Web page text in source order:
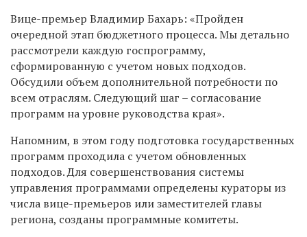
Вице-премьер Владимир Бахарь: «Пройден
очередной этап бюджетного процесса. Мы детально
рассмотрели каждую госпрограмму,
сформированную с учетом новых подходов.
Обсудили объем дополнительной потребности по
всем отраслям. Следующий шаг – согласование
программ на уровне руководства края».
Напомним, в этом году подготовка государственных
программ проходила с учетом обновленных
подходов. Для совершенствования системы
управления программами определены кураторы из
числа вице-премьеров или заместителей главы
региона, созданы программные комитеты.